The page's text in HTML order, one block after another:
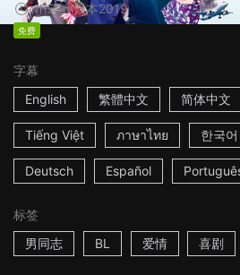
1h53m日本2019
免费
字幕
English
繁體中文 简体中文
Tiếng Việt ภาษาไทย 한국어
Deutsch Español
标签
男同志
BL 爱情 喜剧